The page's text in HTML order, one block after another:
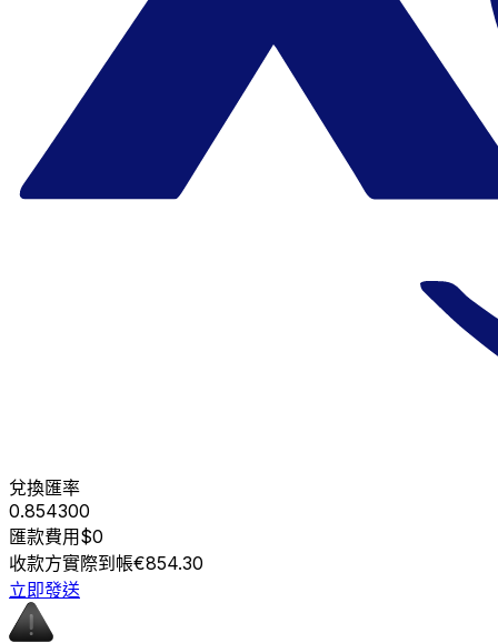
兌換匯率
0.854300
匯款費用 $0
收款方實際到帳€854.30
立即發送